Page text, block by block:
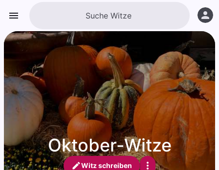
Oktober-Witze
Witz schreiben